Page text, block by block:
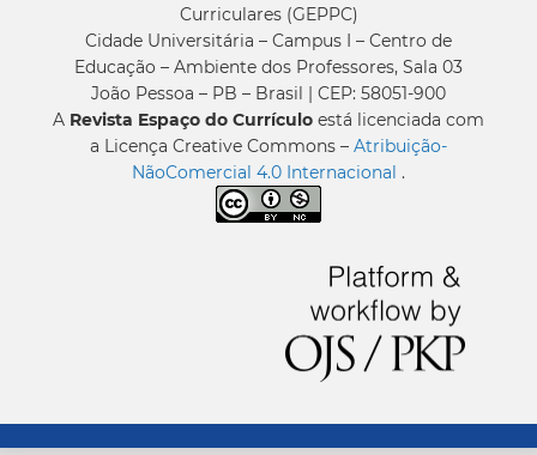
Curriculares (GEPPC)
Cidade Universitária – Campus I – Centro de
Educação – Ambiente dos Professores, Sala 03
João Pessoa – PB – Brasil | CEP: 58051-900
A Revista Espaço do Currículo está licenciada com
a Licença Creative Commons – Atribuição-
NãoComercial 4.0 Internacional .